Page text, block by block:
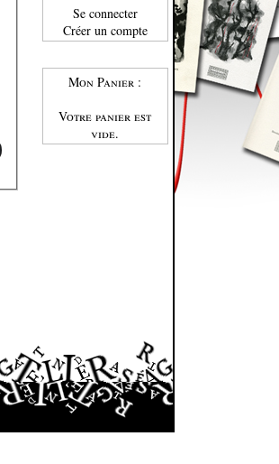
Se connecter
Créer un compte
Mon Panier :
Votre panier est
vide.